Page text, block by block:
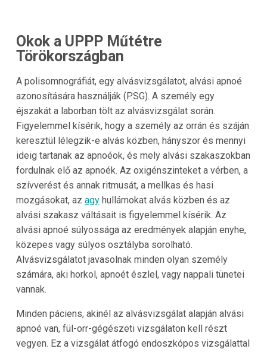
Okok a UPPP Műtétre
Törökországban
A polisomnográfiát, egy alvásvizsgálatot, alvási apnoé
azonosítására használják (PSG). A személy egy
éjszakát a laborban tölt az alvásvizsgálat során.
Figyelemmel kísérik, hogy a személy az orrán és száján
keresztül lélegzik-e alvás közben, hányszor és mennyi
ideig tartanak az apnoéok, és mely alvási szakaszokban
fordulnak elő az apnoék. Az oxigénszinteket a vérben, a
szívverést és annak ritmusát, a mellkas és hasi
mozgásokat, az agyhullámokat alvás közben és az
alvási szakasz váltásait is figyelemmel kísérik. Az
alvási apnoé súlyossága az eredmények alapján enyhe,
közepes vagy súlyos osztályba sorolható.
Alvásvizsgálatot javasolnak minden olyan személy
számára, aki horkol, apnoét észlel, vagy nappali tünetei
vannak.
Minden páciens, akinél az alvásvizsgálat alapján alvási
apnoé van, fül-orr-gégészeti vizsgálaton kell részt
vegyen. Ez a vizsgálat átfogó endoszkópos vizsgálattal